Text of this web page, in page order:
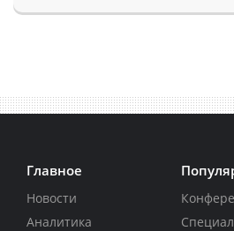
Главное
Новости
Аналитика